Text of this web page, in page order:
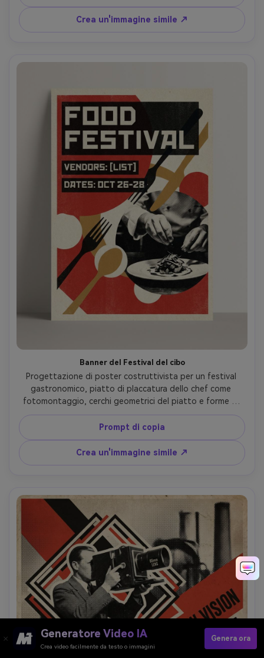
carta ruvida, tipografia audace per orari di classe e offerta
introduttiva, composizione poster ad alto impatto,
obiettivo da 85 mm, profondità di campo bassa,
Crea un'immagine simile ↗
Banner del Festival del cibo
Progettazione di poster costruttivista per un festival
gastronomico, piatto di placcatura dello chef come
fotomontaggio, cerchi geometrici del piatto e forme di
posate diagonali, tavolozza limitata rossa nera crema con
accento caldo, texture di serigrafia e sanguinamento di
inchiostro, blocchi tipografici audaci per venditori e date,
gerarchia pulita, obiettivo da 85 mm, profondità di campo
bassa, illuminazione cinematografica morbida-AR 4:5
Prompt di copia
Crea un'immagine simile ↗
Generatore Video IA
Crea video facilmente da testo o immagini
Genera ora